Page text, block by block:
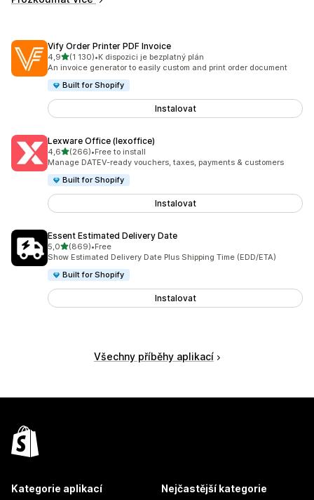
Vify Order Printer PDF Invoice
4,9z 5 hvězd
(1 130)
Celkový počet recenzí: 1130
•K dispozici je bezplatný plán
An invoice generator to easily custom and print order document
Built for Shopify
Instalovat
Lexware Office (lexoffice)
4,6z 5 hvězd
(266)
Celkový počet recenzí: 266
•Free to install
Manage DATEV-ready vouchers, taxes, payments & customers
Built for Shopify
Instalovat
Essent Estimated Delivery Date
5,0z 5 hvězd
(869)
Celkový počet recenzí: 869
•Free
Show Estimated Delivery Date Plus Shipping Time (EDD/ETA)
Built for Shopify
Instalovat
Všechny příběhy aplikací
Kategorie aplikací Nejčastější kategorie